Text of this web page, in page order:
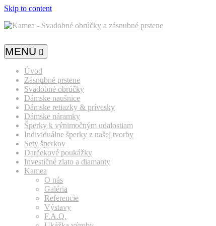
Skip to content
MENU
Úvod
Zásnubné prstene
Svadobné obrúčky
Dámske naušnice
Dámske retiazky & prívesky
Dámske náramky
Šperky k výnimočným udalostiam
Individuálne šperky z našej tvorby
Sety šperkov
Darčekové poukážky
Investičné zlato a diamanty
Kamea
O nás
Galéria
Referencie
Výstavy
F.A.Q.